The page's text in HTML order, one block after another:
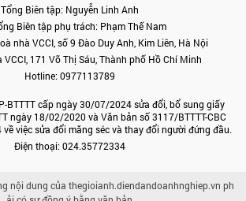
Tổng Biên tập: Nguyễn Linh Anh
Biên tập phụ trách: Phạm Thế Nam
nhà VCCI, số 9 Đào Duy Anh, Kim Liên, Hà Nội
VCCI, 171 Võ Thị Sáu, Thành phố Hồ Chí Minh
Hotline: 0977113789
BTTTT cấp ngày 30/07/2024 sửa đổi, bổ sung giấy
ngày 18/02/2020 và Văn bản số 3117/BTTTT-CBC
việc sửa đổi măng séc và thay đổi người đứng đầu.
Điện thoại: 024.35772334
nội dung của thegioianh.diendandoanhnghiep.vn ph